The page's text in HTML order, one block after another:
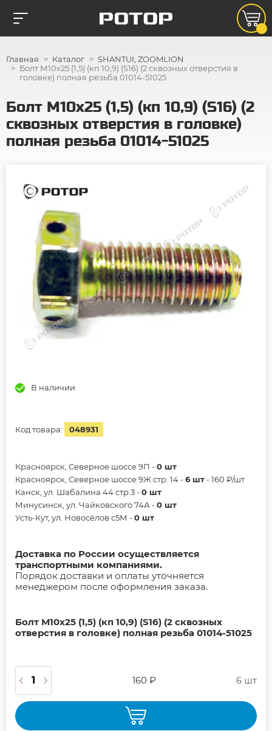
Главная Каталог
SHANTUI, ZOOMLION
Болт М10х25 (1,5) (кп 10,9) (S16) (2 сквозных отверстия в
головке) полная резьба 01014-51025
Болт М10х25 (1,5) (кп 10,9) (S16) (2
сквозных отверстия в головке)
полная резьба 01014-51025
В наличии
Код товара: 048931
Красноярск, Северное шоссе 9П -0 шт
Красноярск, Северное шоссе 9Ж стр. 14 -6 шт- 160 ₽/шт
Канск, ул. Шабалина 44 стр.3 -0 шт
Минусинск, ул. Чайковского 74А -0 шт
Усть-Кут, ул. Новосёлов с5М -0 шт
Доставка по России осуществляется
транспортными компаниями.
Порядок доставки и оплаты уточняется
менеджером после оформления заказа.
Болт М10х25 (1,5) (кп 10,9) (S16) (2 сквозных
отверстия в головке) полная резьба 01014-51025
160 ₽ 6 шт